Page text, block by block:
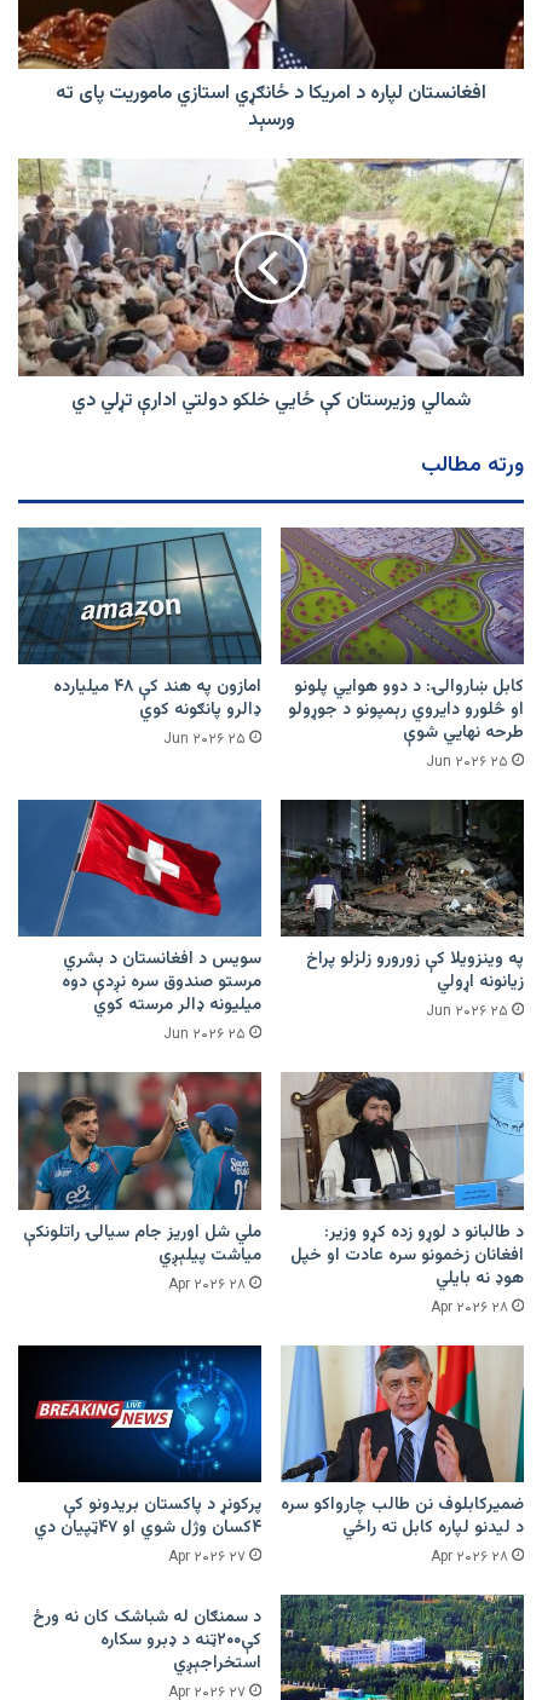
استازي
ماموریت
پای
افغانستان لپاره د امریکا د ځانګړي استازي ماموریت پای ته
ورسېد
شمالي
وزیرستان
کې
ځایي
خلکو
دولتي
ادارې
تړلي
دي
شمالي وزیرستان کې ځایي خلکو دولتي ادارې تړلي دي
ورته مطالب
کابل ښاروالۍ: د دوو هوايي پلونو
او څلورو دایروي رېمپونو د جوړولو
طرحه نهایي شوې
۲۵ Jun ۲۰۲۶
امازون په هند کې ۴۸ میلیارده
ډالرو پانګونه کوي
۲۵ Jun ۲۰۲۶
په وینزویلا کې زورورو زلزلو پراخ
زیانونه اړولي
۲۵ Jun ۲۰۲۶
سویس د افغانستان د بشري
مرستو صندوق سره نږدې دوه
میلیونه ډالر مرسته کوي
۲۵ Jun ۲۰۲۶
د طالبانو د لوړو زده کړو وزیر:
افغانان زخمونو سره عادت او خپل
هوډ نه بایلي
۲۸ Apr ۲۰۲۶
ملي شل اوریز جام سیالۍ راتلونکې
میاشت پیلېږي
۲۸ Apr ۲۰۲۶
ضمیرکابلوف نن طالب چارواکو سره
د لیدنو لپاره کابل ته راځي
۲۸ Apr ۲۰۲۶
پرکونړ د پاکستان بریدونو کې
۴کسان وژل شوي او ۴۷ټپیان دي
۲۷ Apr ۲۰۲۶
د سمنګان له شباشک کان نه ورځ
کې۲۰۰ټنه د ډبرو سکاره
استخراجېږي
۲۷ Apr ۲۰۲۶